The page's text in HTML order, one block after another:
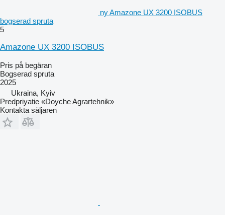
ny Amazone UX 3200 ISOBUS
bogserad spruta
5
Amazone UX 3200 ISOBUS
Pris på begäran
Bogserad spruta
2025
Ukraina, Kyiv
Predpriyatie «Doyche Agrartehnik»
Kontakta säljaren